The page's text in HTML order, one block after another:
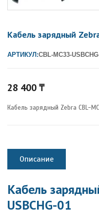
Кабель зарядный
АРТИКУЛ:CBL-MC33-
28 400₸
Кабель зарядный Zebra CBL-
Описание
Кабель
USBCHG-01